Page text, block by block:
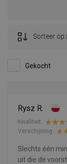
Gekocht
Sorteer op:
Rysz R.
Kwaliteit:
Verschijning:
Slechts één
uit die de